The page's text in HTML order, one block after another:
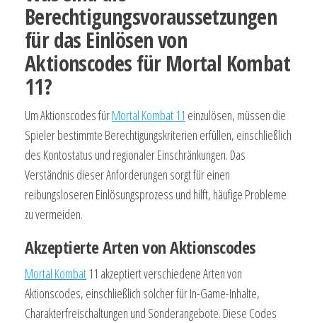
Berechtigungsvoraussetzungen
für das Einlösen von
Aktionscodes für Mortal Kombat
11?
Um Aktionscodes fürMortal Kombat 11 einzulösen, müssen die
Spieler bestimmte Berechtigungskriterien erfüllen, einschließlich
des Kontostatus und regionaler Einschränkungen. Das
Verständnis dieser Anforderungen sorgt für einen
reibungsloseren Einlösungsprozess und hilft, häufige Probleme
zu vermeiden.
Akzeptierte Arten von Aktionscodes
Mortal Kombat 11 akzeptiert verschiedene Arten von
Aktionscodes, einschließlich solcher für In-Game-Inhalte,
Charakterfreischaltungen und Sonderangebote. Diese Codes